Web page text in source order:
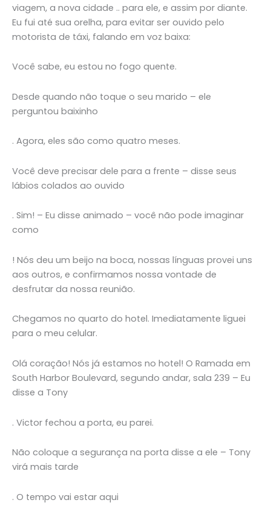
viagem, a nova cidade .. para ele, e assim por diante.
Eu fui até sua orelha, para evitar ser ouvido pelo
motorista de táxi, falando em voz baixa:
Você sabe, eu estou no fogo quente.
Desde quando não toque o seu marido – ele
perguntou baixinho
. Agora, eles são como quatro meses.
Você deve precisar dele para a frente – disse seus
lábios colados ao ouvido
. Sim! – Eu disse animado – você não pode imaginar
como
! Nós deu um beijo na boca, nossas línguas provei uns
aos outros, e confirmamos nossa vontade de
desfrutar da nossa reunião.
Chegamos no quarto do hotel. Imediatamente liguei
para o meu celular.
Olá coração! Nós já estamos no hotel! O Ramada em
South Harbor Boulevard, segundo andar, sala 239 – Eu
disse a Tony
. Victor fechou a porta, eu parei.
Não coloque a segurança na porta disse a ele – Tony
virá mais tarde
. O tempo vai estar aqui